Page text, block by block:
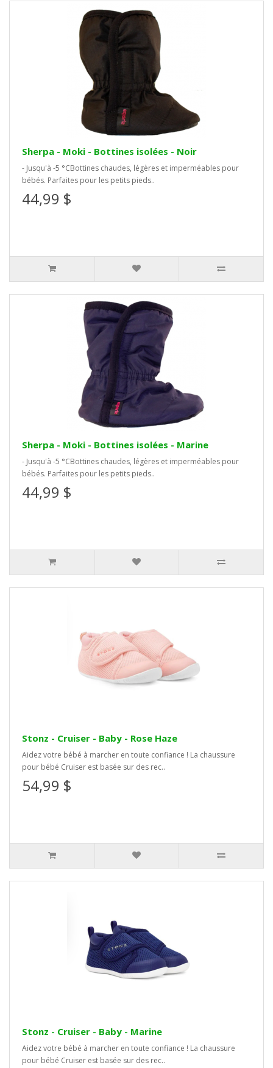
Sherpa - Moki - Bottines isolées - Noir
- Jusqu'à -5 °CBottines chaudes, légères et imperméables pour
bébés. Parfaites pour les petits pieds..
44,99 $
Sherpa - Moki - Bottines isolées - Marine
- Jusqu'à -5 °CBottines chaudes, légères et imperméables pour
bébés. Parfaites pour les petits pieds..
44,99 $
Stonz - Cruiser - Baby - Rose Haze
Aidez votre bébé à marcher en toute confiance ! La chaussure
pour bébé Cruiser est basée sur des rec..
54,99 $
Stonz - Cruiser - Baby - Marine
Aidez votre bébé à marcher en toute confiance ! La chaussure
pour bébé Cruiser est basée sur des rec..